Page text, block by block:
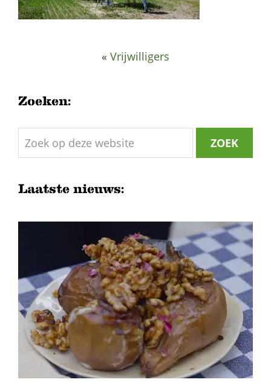
« Vrijwilligers
Zoeken:
op
Laatste nieuws:
Smaakzoekers Het nagerecht
In de media Video